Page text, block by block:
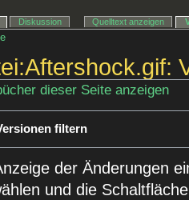
dieser Seite anzeigen
filtern
der Änderungen
und die
Diskussion Quelltext anzeigen